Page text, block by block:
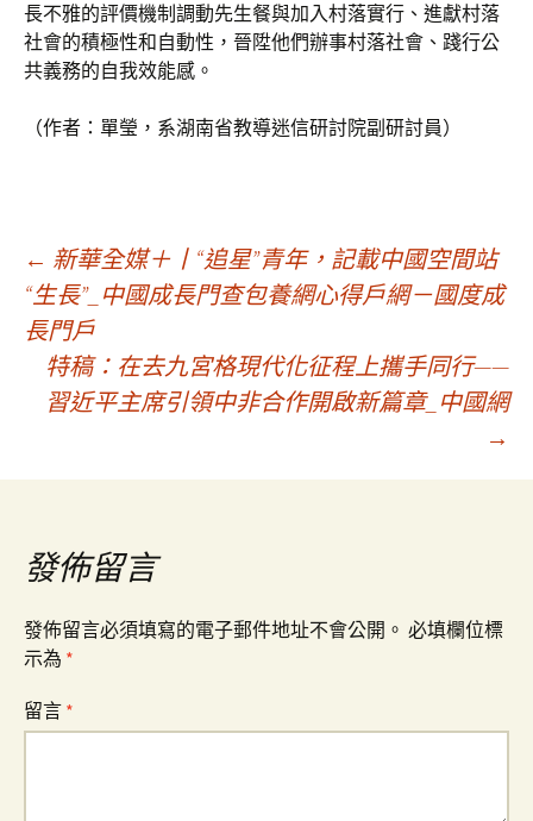
長不雅的評價機制調動先生餐與加入村落實行、進獻村落
社會的積極性和自動性，晉陞他們辦事村落社會、踐行公
共義務的自我效能感。
（作者：單瑩，系湖南省教導迷信研討院副研討員）
文
章
導
覽
← 新華全媒＋丨“追星”青年，記載中國空間站
“生長”_中國成長門查包養網心得戶網－國度成
長門戶
特稿：在去九宮格現代化征程上攜手同行——
習近平主席引領中非合作開啟新篇章_中國網
→
發佈留言
發佈留言必須填寫的電子郵件地址不會公開。 必填欄位標
示為 *
留言 *